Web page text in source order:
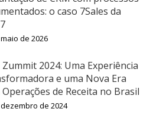
o caso 7Sales da
de 2026
Zummit 2024: Uma Experiência
e uma Nova Era
de Receita no Brasil
de 2024